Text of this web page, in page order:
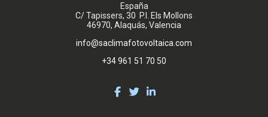
España
C/ Tapissers, 30 P.I. Els Mollons
46970, Alaquás, Valencia
info@saclimafotovoltaica.com
+34 961 51 70 50